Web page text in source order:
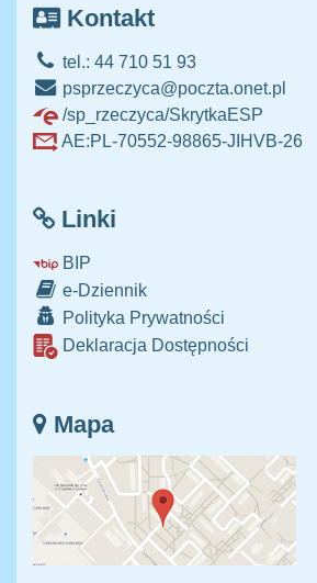
Kontakt
tel.: 44 710 51 93
psprzeczyca@poczta.onet.pl
/sp_rzeczyca/SkrytkaESP
AE:PL-70552-98865-JIHVB-26
Linki
BIP
e-Dziennik
Polityka Prywatności
Deklaracja Dostępności
Mapa